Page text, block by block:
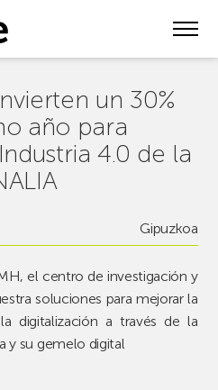
un 30%
año para
4.0 de la
Gipuzkoa
el centro de investigación y
soluciones para mejorar la
digitalización a través de la
y su gemelo digital